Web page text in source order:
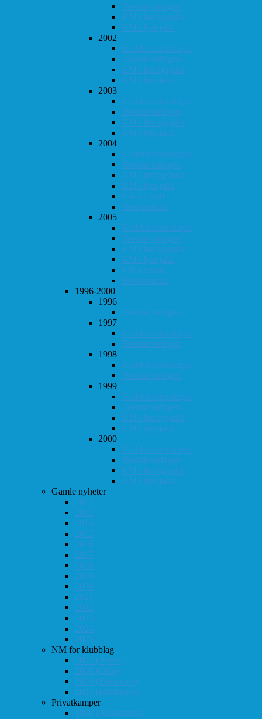
Høstturneringen
KM i hurtigsjakk
KM i lynsjakk
2002
Klubbmesterskapet
Høstturneringen
KM i hurtigsjakk
KM i lynsjakk
2003
Klubbmesterskapet
Høstturneringen
KM i hurtigsjakk
KM i lynsjakk
2004
Klubbmesterskapet
Høstturneringen
KM i hurtigsjakk
KM i lynsjakk
Vår-konrad
Høst-konrad
2005
Klubbmesterskapet
Høstturneringen
KM i hurtigsjakk
KM i lynsjakk
Vår-konrad
Høst-konrad
1996-2000
1996
Høstturneringen
1997
Klubbmesterskapet
Høstturneringen
1998
Klubbmesterskapet
Høstturneringen
1999
Klubbmesterskapet
Høstturneringen
KM i hurtigsjakk
KM i lynsjakk
2000
Klubbmesterskapet
Høstturneringen
KM i hurtigsjakk
KM i lynsjakk
Gamle nyheter
2012
2013
2014
2015
2016
2017
2018
2019
2020
2021
2022
2023
2024
2025
NM for klubblag
2003 (Asker)
2008 (Oslo)
2010 (Drammen)
2025 (Drammen)
Privatkamper
1998 (Akademisk)